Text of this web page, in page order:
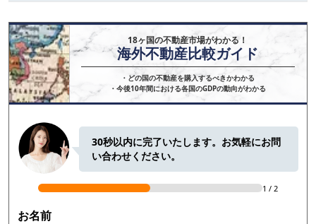
18ヶ国の不動産市場がわかる！
海外不動産比較ガイド
・どの国の不動産を購入するべきかわかる
・今後10年間における各国のGDPの動向がわかる
30秒以内に完了いたします。お気軽にお問
い合わせください。
1 / 2
お名前